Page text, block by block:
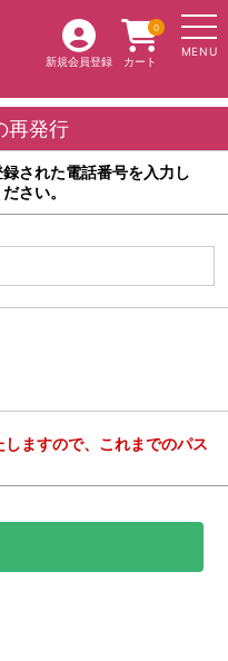
MENU
新規会員登録 カート
0
再発行
された電話番号を入力し
さい。
しますので、これまでのパス